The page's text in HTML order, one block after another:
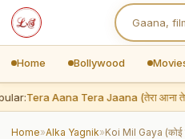
Home Bollywood
Tera Aana Tera Jaana (तेरा आना
Home»Alka Yagnik»Koi Mil Gaya (कोई